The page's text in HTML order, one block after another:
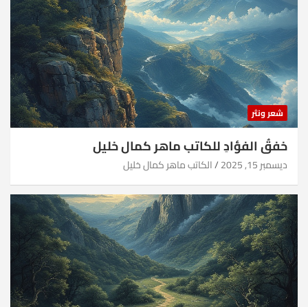
شعر ونثر
خفقُ الفؤادِ للكاتب ماهر كمال خليل
ديسمبر 15, 2025 الكاتب ماهر كمال خليل